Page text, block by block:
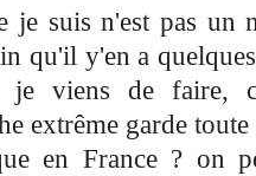
je suis n'est pas un
qu'il y'en a
je viens de faire,
extrême garde
en France ? on